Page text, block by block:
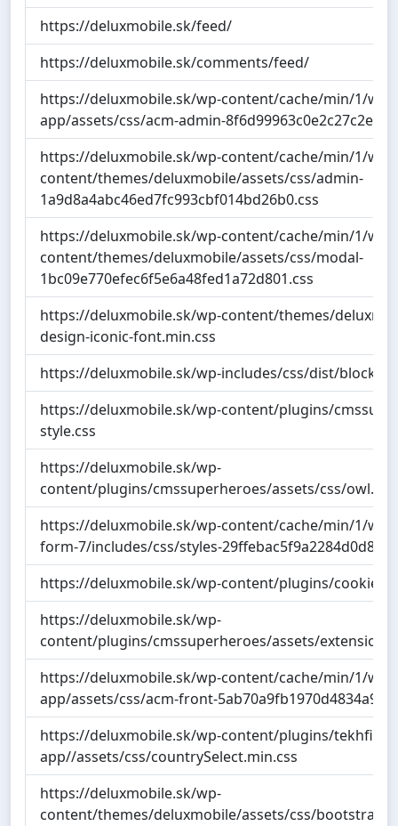
https://deluxmobile.sk/feed/
https://deluxmobile.sk/comments/feed/
https://deluxmobile.sk/wp-content/cache/min/1/
app/assets/css/acm-admin-
https://deluxmobile.sk/wp-content/cache/min/1/wp-
content/themes/deluxmobile/assets/css/admin-
1a9d8a4abc46ed7fc993cbf014bd26b0.css
https://deluxmobile.sk/wp-content/cache/min/1/wp-
content/themes/deluxmobile/assets/css/modal-
1bc09e770efec6f5e6a48fed1a72d801.css
https://deluxmobile.sk/wp-content/themes/
design-iconic-font.min.css
https://deluxmobile.sk/wp-includes/css/dist/block-
https://deluxmobile.sk/wp-content/plugins/
style.css
https://deluxmobile.sk/wp-
content/plugins/cmssuperheroes/assets/css/
https://deluxmobile.sk/wp-content/cache/min/1/
form-7/includes/css/styles-
https://deluxmobile.sk/wp-content/plugins/cookie-
https://deluxmobile.sk/wp-
content/plugins/cmssuperheroes/assets/
https://deluxmobile.sk/wp-content/cache/min/1/
app/assets/css/acm-front-
https://deluxmobile.sk/wp-content/plugins/
app//assets/css/countrySelect.min.css
https://deluxmobile.sk/wp-
content/themes/deluxmobile/assets/css/